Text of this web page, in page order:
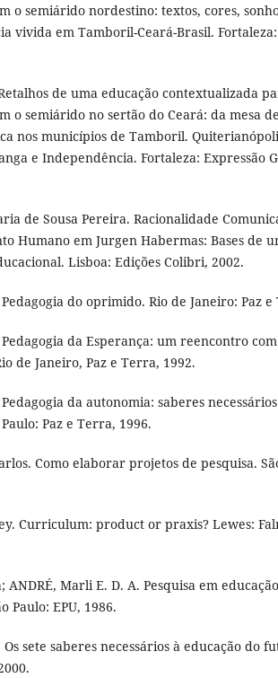
o semiárido nordestino: textos, cores,
vivida em Tamboril-Ceará-Brasil.
de uma educação contextualizada
o semiárido no sertão do Ceará: da mesa
nos municípios de Tamboril.
e Independência. Fortaleza: Expressão
de Sousa Pereira. Racionalidade
Humano em Jurgen Habermas: Bases de
Lisboa: Edições Colibri, 2002.
Pedagogia do oprimido. Rio de Janeiro: Paz
Pedagogia da Esperança: um reencontro
de Janeiro, Paz e Terra, 1992.
Pedagogia da autonomia: saberes
Paz e Terra, 1996.
Como elaborar projetos de pesquisa.
Curriculum: product or praxis? Lewes:
ANDRÉ, Marli E. D. A. Pesquisa em
Paulo: EPU, 1986.
sete saberes necessários à educação do